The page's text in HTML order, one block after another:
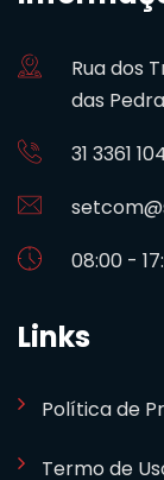
Rua dos
das
31 3361
08:00 -
Links
Política de
Termo de